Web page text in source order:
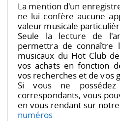
La mention d'un
ne lui confère aucune
valeur musicale
Seule la lecture de
permettra de connaître
musicaux du Hot Club
vos achats en fonction
vos recherches et de vos
Si vous ne
correspondants, vous
en vous rendant sur
numéros